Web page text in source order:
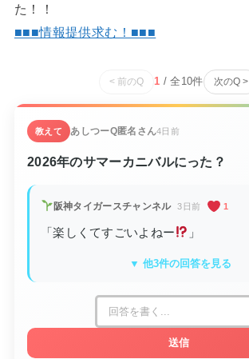
た！！
■■■情報提供求む！■■■
< 前のQ 1 / 全 10件 次のQ >
教えて あしつーQ匿名さん4日前
2026年のサマーカニバルにった？
阪神タイガースチャンネル 3日前 1
「楽しくてすごいよねー 」
▼ 他3件の回答を見る
送信